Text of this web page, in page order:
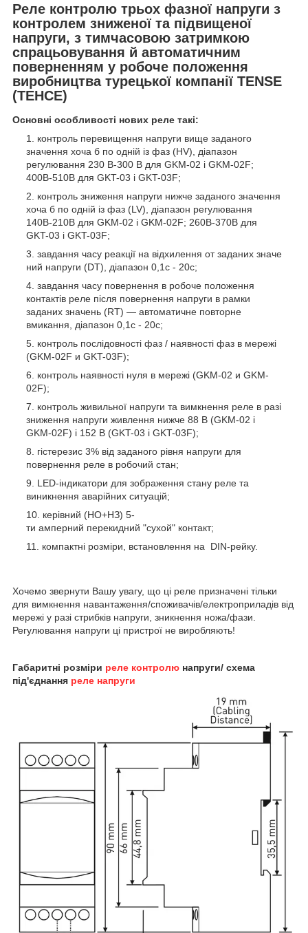
Реле контролю трьох фазної напруги з
контролем зниженої та підвищеної
напруги, з тимчасовою затримкою
спрацьовування й автоматичним
поверненням у робоче положення
виробництва турецької компанії TENSE
(ТЕНСЕ)
Основні особливості нових реле такі:
контроль перевищення напруги вище заданого
значення хоча б по одній із фаз (HV), діапазон
регулювання 230 В-300 В для GKM-02 і GKM-02F;
400В-510В для GKT-03 і GKT-03F;
контроль зниження напруги нижче заданого значення
хоча б по одній із фаз (LV), діапазон регулювання
140В-210В для GKM-02 і GKM-02F; 260В-370В для
GKT-03 і GKT-03F;
завдання часу реакції на відхилення от заданих значе
ний напруги (DT), діапазон 0,1с - 20с;
завдання часу повернення в робоче положення
контактів реле після повернення напруги в рамки
заданих значень (RT) — автоматичне повторне
вмикання, діапазон 0,1с - 20с;
контроль послідовності фаз / наявності фаз в мережі
(GKM-02F и GKT-03F);
контроль наявності нуля в мережі (GKM-02 и GKM-
02F);
контроль живильної напруги та вимкнення реле в разі
зниження напруги живлення нижче 88 В (GKM-02 і
GKM-02F) і 152 В (GKT-03 і GKT-03F);
гістерезис 3% від заданого рівня напруги для
повернення реле в робочий стан;
LED-індикатори для зображення стану реле та
виникнення аварійних ситуацій;
керівний (НО+НЗ) 5-
ти амперний перекидний "сухой" контакт;
компактні розміри, встановлення на DIN-рейку.
Хочемо звернути Вашу увагу, що ці реле призначені тільки
для вимкнення навантаження/споживачів/електроприладів від
мережі у разі стрибків напруги, зникнення ножа/фази.
Регулювання напруги ці пристрої не виробляють!
Габаритні розміри реле контролю напруги/ схема
під'єднання реле напруги